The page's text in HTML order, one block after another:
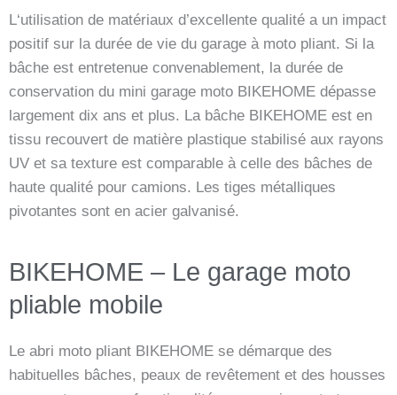
L‘utilisation de matériaux d’excellente qualité a un impact
positif sur la durée de vie du garage à moto pliant. Si la
bâche est entretenue convenablement, la durée de
conservation du mini garage moto BIKEHOME dépasse
largement dix ans et plus. La bâche BIKEHOME est en
tissu recouvert de matière plastique stabilisé aux rayons
UV et sa texture est comparable à celle des bâches de
haute qualité pour camions. Les tiges métalliques
pivotantes sont en acier galvanisé.
BIKEHOME – Le garage moto
pliable mobile
Le abri moto pliant BIKEHOME se démarque des
habituelles bâches, peaux de revêtement et des housses